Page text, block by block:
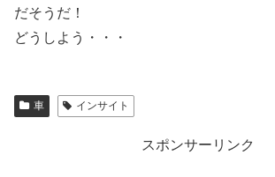
だそうだ！
どうしよう・・・
車 インサイト
スポンサーリンク